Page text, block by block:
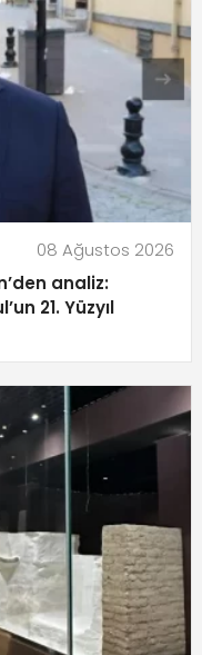
08 Ağustos 2026
analiz:
21. Yüzyıl